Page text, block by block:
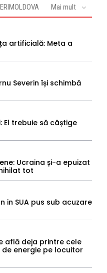
Mai mult
artificială: Meta a
Severin își schimbă
El trebuie să câștige
Ucraina și-a epuizat
tot
in SUA pus sub acuzare
află deja printre cele
energie pe locuitor